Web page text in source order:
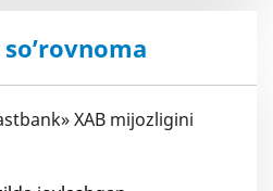
XAB mijozligini